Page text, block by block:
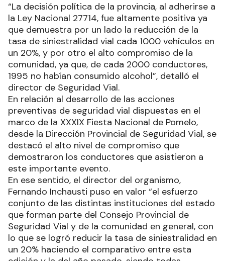
“La decisión política de la provincia, al adherirse a
la Ley Nacional 27714, fue altamente positiva ya
que demuestra por un lado la reducción de la
tasa de siniestralidad vial cada 1000 vehículos en
un 20%, y por otro el alto compromiso de la
comunidad, ya que, de cada 2000 conductores,
1995 no habían consumido alcohol”, detalló el
director de Seguridad Vial.
En relación al desarrollo de las acciones
preventivas de seguridad vial dispuestas en el
marco de la XXXIX Fiesta Nacional de Pomelo,
desde la Dirección Provincial de Seguridad Vial, se
destacó el alto nivel de compromiso que
demostraron los conductores que asistieron a
este importante evento.
En ese sentido, el director del organismo,
Fernando Inchausti puso en valor “el esfuerzo
conjunto de las distintas instituciones del estado
que forman parte del Consejo Provincial de
Seguridad Vial y de la comunidad en general, con
lo que se logró reducir la tasa de siniestralidad en
un 20% haciendo el comparativo entre esta